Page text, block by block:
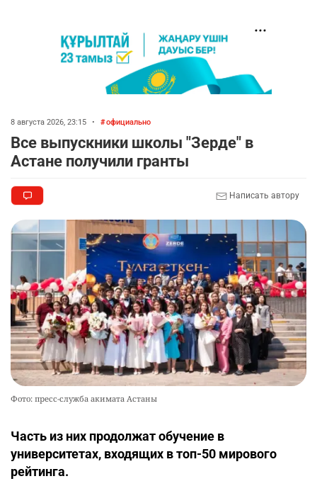
8 августа 2026, 23:15 • официально
Все выпускники школы "Зерде" в
Астане получили гранты
Написать автору
Фото: пресс-служба акимата Астаны
Часть из них продолжат обучение в
университетах, входящих в топ-50 мирового
рейтинга.